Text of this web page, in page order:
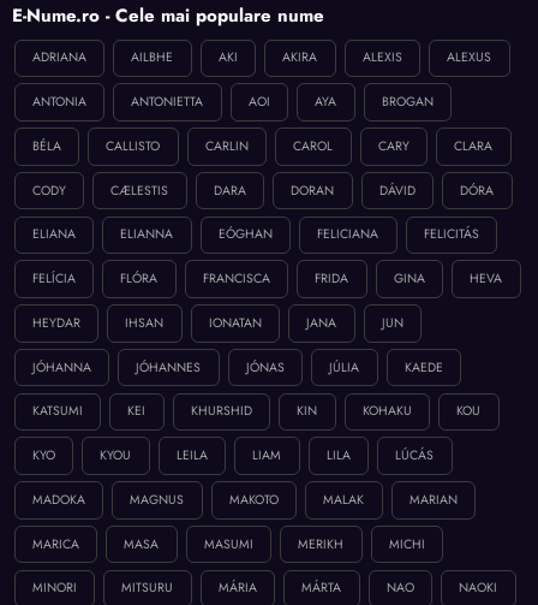
E-Nume.ro - Cele mai populare nume
ADRIANA AILBHE AKI AKIRA ALEXIS ALEXUS
ANTONIA ANTONIETTA AOI AYA BROGAN
BÉLA CALLISTO CARLIN CAROL CARY CLARA
CODY CÆLESTIS DARA DORAN DÁVID DÓRA
ELIANA ELIANNA EÓGHAN FELICIANA FELICITÁS
FELÍCIA FLÓRA FRANCISCA FRIDA GINA HEVA
HEYDAR IHSAN IONATAN JANA JUN
JÓHANNA JÓHANNES JÓNAS JÚLIA KAEDE
KATSUMI KEI KHURSHID KIN KOHAKU KOU
KYO KYOU LEILA LIAM LILA LÚCÁS
MADOKA MAGNUS MAKOTO MALAK MARIAN
MARICA MASA MASUMI MERIKH MICHI
MINORI MITSURU MÁRIA MÁRTA NAO NAOKI